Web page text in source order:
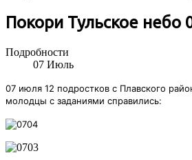
Покори Тульское небо
Подробности
07 Июль
07 июля 12 подростков с Плавского
молодцы с заданиями справились: